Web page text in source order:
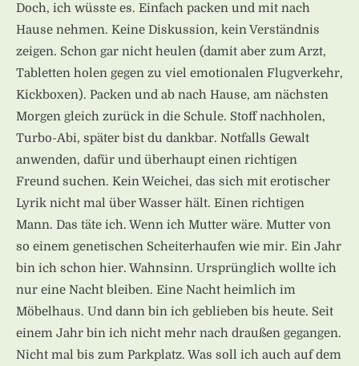
Doch, ich wüsste es. Einfach packen und mit nach
Hause nehmen. Keine Diskussion, kein Verständnis
zeigen. Schon gar nicht heulen (damit aber zum Arzt,
Tabletten holen gegen zu viel emotionalen Flugverkehr,
Kickboxen). Packen und ab nach Hause, am nächsten
Morgen gleich zurück in die Schule. Stoff nachholen,
Turbo-Abi, später bist du dankbar. Notfalls Gewalt
anwenden, dafür und überhaupt einen richtigen
Freund suchen. Kein Weichei, das sich mit erotischer
Lyrik nicht mal über Wasser hält. Einen richtigen
Mann. Das täte ich. Wenn ich Mutter wäre. Mutter von
so einem genetischen Scheiterhaufen wie mir. Ein Jahr
bin ich schon hier. Wahnsinn. Ursprünglich wollte ich
nur eine Nacht bleiben. Eine Nacht heimlich im
Möbelhaus. Und dann bin ich geblieben bis heute. Seit
einem Jahr bin ich nicht mehr nach draußen gegangen.
Nicht mal bis zum Parkplatz. Was soll ich auch auf dem